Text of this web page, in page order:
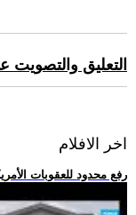
التعليق
اخر الافلام
.. رفع محدود للعقوبات